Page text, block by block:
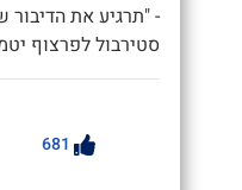
- "תרגיע את
סטירבול לפרצוף
681